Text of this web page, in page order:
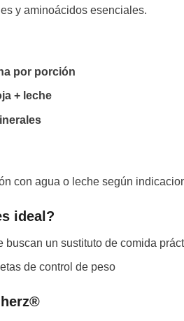
y aminoácidos esenciales.
por porción
+ leche
con agua o leche según
ideal?
buscan un sustituto de comida
de control de peso